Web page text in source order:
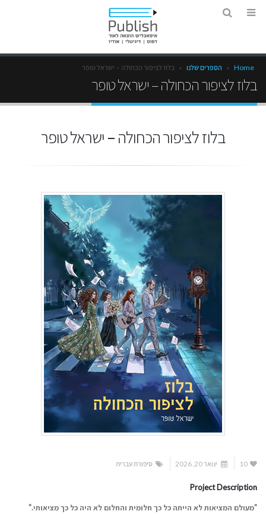
Home
» הספרים שלנו » בלוז לציפור הכחולה – ישראל טופר
בלוז לציפור הכחולה – ישראל טופר
בלוז לציפור הכחולה – ישראל טופר
10 ינואר 20, 2026 סיפורת עברית
Project Description
"מעולם המציאות לא הייתה כל כך חלומית והחלום לא היה כל כךמציאותי."